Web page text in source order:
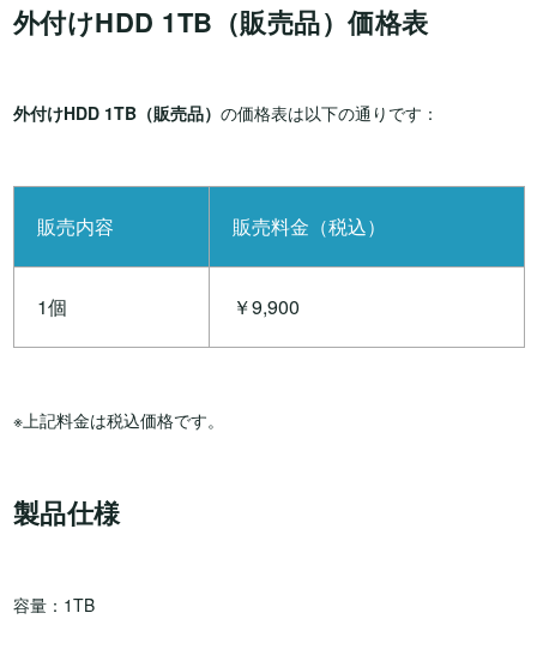
外付けHDD 1TB（販売品）価格表
外付けHDD 1TB（販売品） の価格表は以下の通りです：
販売内容 販売料金（税込）
1個 ￥9,900
※上記料金は税込価格です。
製品仕様
容量：1TB